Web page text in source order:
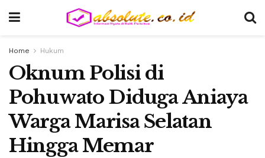
Home Hukum
Oknum Polisi di
Pohuwato Diduga Aniaya
Warga Marisa Selatan
Hingga Memar